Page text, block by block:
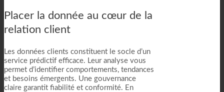
Placer la donnée au cœur de la
relation client
Les données clients constituent le socle d’un
service prédictif efficace. Leur analyse vous
permet d’identifier comportements, tendances
et besoins émergents. Une gouvernance
claire garantit fiabilité et conformité. En